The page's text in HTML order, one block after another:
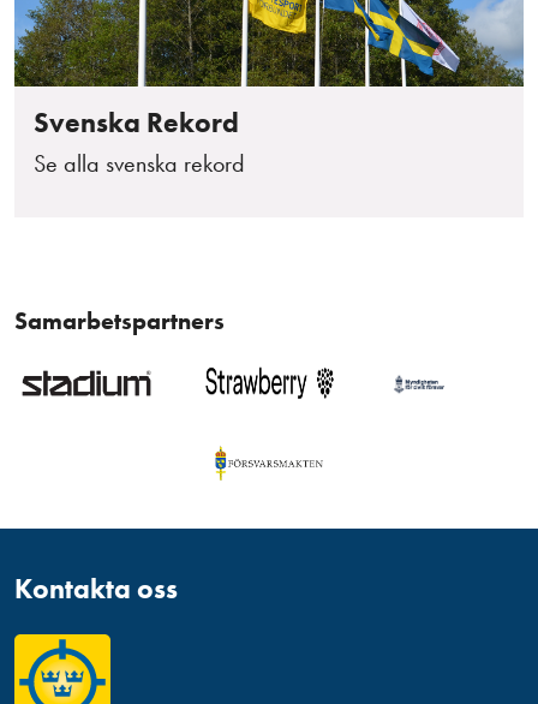
Svenska Rekord
Se alla svenska rekord
Samarbetspartners
Kontakta oss